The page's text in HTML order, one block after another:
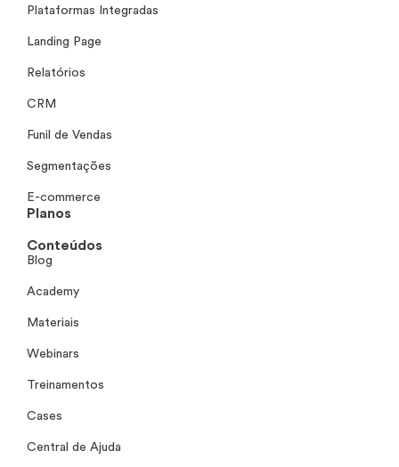
Plataformas Integradas
Landing Page
Relatórios
CRM
Funil de Vendas
Segmentações
E-commerce
Planos
Conteúdos
Blog
Academy
Materiais
Webinars
Treinamentos
Cases
Central de Ajuda